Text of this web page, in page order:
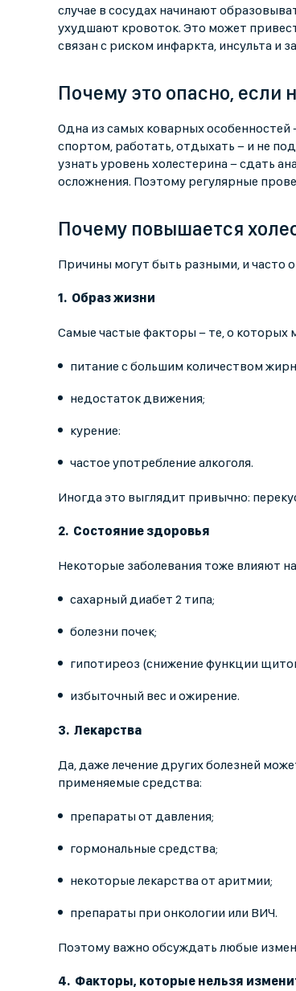
случае в сосудах начинают
ухудшают кровоток. Это может
связан с риском инфаркта, инсульта и
Почему это опасно, если
Одна из самых коварных особенностей
спортом, работать, отдыхать − и не
узнать уровень холестерина − сдать
осложнения. Поэтому регулярные
Почему повышается
Причины могут быть разными, и часто
Образ жизни
Самые частые факторы − те, о которых
питание с большим количеством
недостаток движения;
курение:
частое употребление алкоголя.
Иногда это выглядит привычно:
Состояние здоровья
Некоторые заболевания тоже влияют
сахарный диабет 2 типа;
болезни почек;
гипотиреоз (снижение функции
избыточный вес и ожирение.
Лекарства
Да, даже лечение других болезней
применяемые средства:
препараты от давления;
гормональные средства;
некоторые лекарства от аритмии;
препараты при онкологии или ВИЧ.
Поэтому важно обсуждать любые
Факторы, которые нельзя